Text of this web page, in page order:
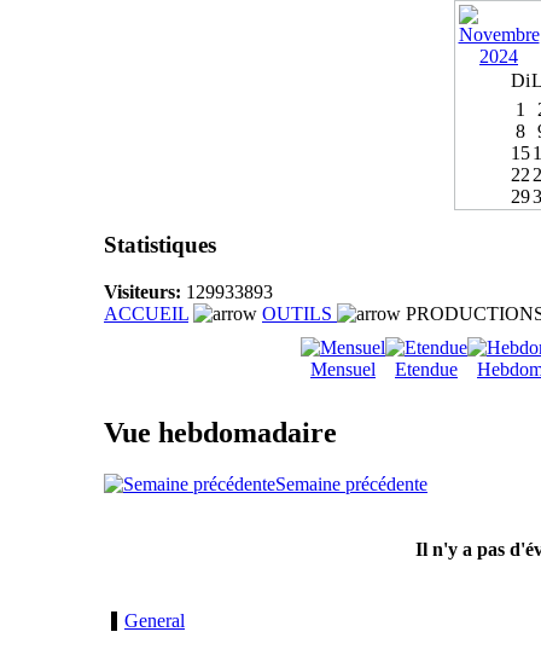
Di
1
8
15
22
29
Statistiques
Visiteurs: 129933893
ACCUEIL
OUTILS
Mensuel Etendue
Vue hebdomadaire
Semaine précédente
Il n'y a pas
General